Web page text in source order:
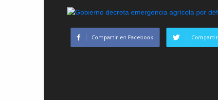
Compartir en Facebook